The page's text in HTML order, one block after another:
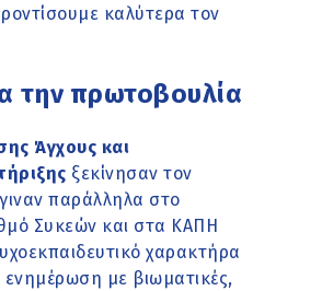
καλύτερα τον
την πρωτοβουλία
Άγχους και
ξεκίνησαν τον
παράλληλα στο
Συκεών και στα ΚΑΠΗ
χαρακτήρα
με βιωματικές,